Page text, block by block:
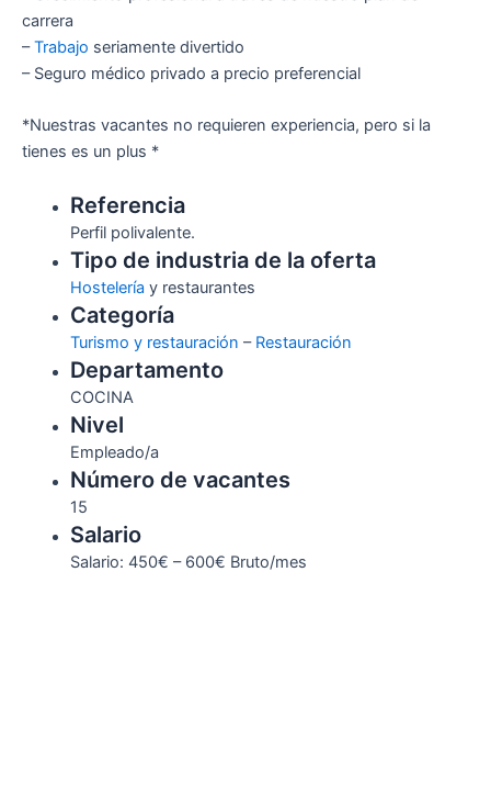
carrera
–Trabajo seriamente divertido
– Seguro médico privado a precio preferencial
*Nuestras vacantes no requieren experiencia, pero si la
tienes es un plus *
Referencia
Perfil polivalente.
Tipo de industria de la oferta
Hostelería y restaurantes
Categoría
Turismo y restauración – Restauración
Departamento
COCINA
Nivel
Empleado/a
Número de vacantes
15
Salario
Salario: 450€ – 600€ Bruto/mes